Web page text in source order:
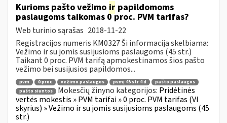
Kurioms pašto vežimo ir papildomoms
paslaugoms taikomas 0 proc. PVM tarifas?
Web turinio sąrašas 2018-11-22
Registracijos numeris KM0327 Ši informacija skelbiama:
Vežimo ir su jomis susijusioms paslaugoms (45 str.)
Taikant 0 proc. PVM tarifą apmokestinamos šios pašto
vežimo bei susijusios papildomos...
pvm 0 proc vežimo paslaugos pvmį 45 str 4 d
pašto paslaugos
pašto siuntos
Mokesčių žinyno kategorijos: Pridėtinės
vertės mokestis » PVM tarifai » 0 proc. PVM tarifas (VI
skyrius) » Vežimo ir su jomis susijusioms paslaugoms (45
str.)